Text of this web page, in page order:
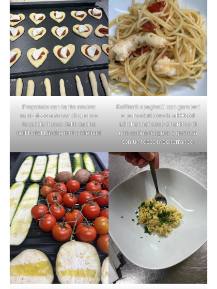
Preparate con tanto amore:
mini-pizze a forma di cuore e
focaccia fresca dalla cucina
dell’Hotel Lärchenhof a Kleinarl.
Raffinati spaghetti con gamberi
e pomodori freschi all’Hotel
Lärchenhof sono sinonimo di
una cucina leggera e gustosa
con un tocco mediterraneo.